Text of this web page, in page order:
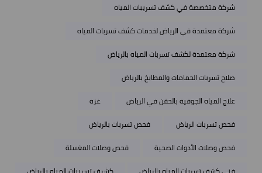
شركة متخصصة في كشف تسريبات المياه
شركة معتمدة في الرياض لخدمات كشف تسربات المياه
شركة معتمدة لكشف تسربات المياه بالرياض
صلاح تسربات الحمامات والمطابخ بالرياض
علاج المياه الجوفية بالحقن في الرياض
غزة
فحص تسربات الرياض
فحص تسربات بالرياض
فحص وصلات الأدوات الصحية
فحص وصلات المغسلة